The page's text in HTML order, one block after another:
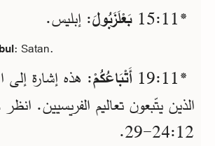
*11‏:15 بَعْلَزَبُولَ: إبليس.
: Satan.
*11‏:19 أَتْبَاعُكُمْ: هذه إشارة
الذين يتّبعون تعاليم الفريسيين.
12‏:24‏-29.